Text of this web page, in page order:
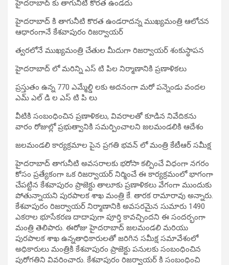
హైదరాబాద్ కు తాగునీటి కొరత ఉండదు
హైదరాబాద్ కి తాగునీటి కొరత ఉండరాదన్న ముఖ్యమంత్రి ఆలోచన
ఆధారంగానే కేశవాపురం రిజర్వాయర్
త్వరలోనే ముఖ్యమంత్రి చేతుల మీదుగా రిజర్వాయర్ శంకుస్థాపన
హైదరాబాద్ లో మరిన్ని ఎస్ టి పిల నిర్మాణానికి ప్రణాళికలు
ప్రస్తుతం ఉన్న 770 ఎమ్మేల్డి లకు అదనంగా మరో పన్నెండు వందల
ఎమ్ ఎల్ డి ల ఎస్ టి పి లు
వీటికి సంబంధించిన ప్రణాళికలు, వివరాలతో కూడిన నివేదికను
వారం రోజుల్లో ప్రభుత్వానికి సమర్పించాలని జలమండలికి ఆదేశం
జలమండలి కార్యక్రమాల పైన ప్రగతి భవన్ లో మంత్రి కేటీఆర్ సమీక్ష
హైదరాబాద్ తాగునీటి అవసరాలకు భరోసా కల్పించే విధంగా నగరం
కోసం ప్రత్యేకంగా ఒక రిజర్వాయర్ నిర్మించే ఈ కార్యక్రమంలో భాగంగా
చేపట్టిన కేశవాపురం ప్రాజెక్టు తాలూకు ప్రణాళికలు వేగంగా ముందుకు
పోతున్నాయని పురపాలక శాఖ మంత్రి కే. తారక రామారావు అన్నారు.
కేశవాపురం రిజర్వాయర్ నిర్మాణానికి అవసరమైన సుమారు 1490
ఎకరాల భూసేకరణ దాదాపుగా పూర్తి కావచ్చిందని ఈ సందర్భంగా
మంత్రి తెలిపారు. ఈరోజు హైదరాబాద్ జలమండలి మరియు
పురపాలక శాఖ ఉన్నతాధికారులతో జరిగిన సమీక్ష సమావేశంలో
అధికారులు మంత్రికి కేశవాపురం ప్రాజెక్టు పనులకు సంబంధించిన
పురోగతిని వివరించారు. కేశవాపురం రిజర్వాయర్ కి సంబంధించి